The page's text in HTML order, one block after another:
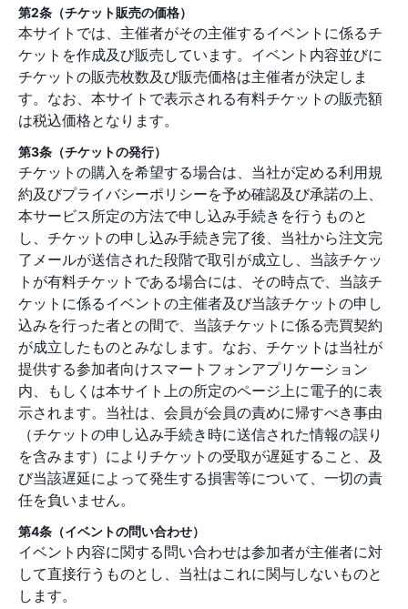
第2条（チケット販売の価格）
本サイトでは、主催者がその主催するイベントに係るチ
ケットを作成及び販売しています。イベント内容並びに
チケットの販売枚数及び販売価格は主催者が決定しま
す。なお、本サイトで表示される有料チケットの販売額
は税込価格となります。
第3条（チケットの発行）
チケットの購入を希望する場合は、当社が定める利用規
約及びプライバシーポリシーを予め確認及び承諾の上、
本サービス所定の方法で申し込み手続きを行うものと
し、チケットの申し込み手続き完了後、当社から注文完
了メールが送信された段階で取引が成立し、当該チケッ
トが有料チケットである場合には、その時点で、当該チ
ケットに係るイベントの主催者及び当該チケットの申し
込みを行った者との間で、当該チケットに係る売買契約
が成立したものとみなします。なお、チケットは当社が
提供する参加者向けスマートフォンアプリケーション
内、もしくは本サイト上の所定のページ上に電子的に表
示されます。当社は、会員が会員の責めに帰すべき事由
（チケットの申し込み手続き時に送信された情報の誤り
を含みます）によりチケットの受取が遅延すること、及
び当該遅延によって発生する損害等について、一切の責
任を負いません。
第4条（イベントの問い合わせ）
イベント内容に関する問い合わせは参加者が主催者に対
して直接行うものとし、当社はこれに関与しないものと
します。